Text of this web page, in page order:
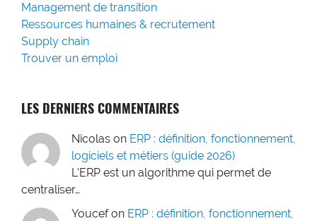
Management de transition
Ressources humaines & recrutement
Supply chain
Trouver un emploi
LES DERNIERS COMMENTAIRES
Nicolas on ERP : définition, fonctionnement,
logiciels et métiers (guide 2026)
L'ERP est un algorithme qui permet de
centraliser…
Youcef on ERP : définition, fonctionnement,